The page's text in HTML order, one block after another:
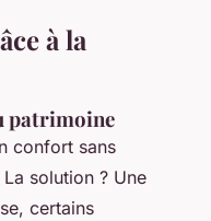
à la
patrimoine
confort sans
solution ? Une
certains